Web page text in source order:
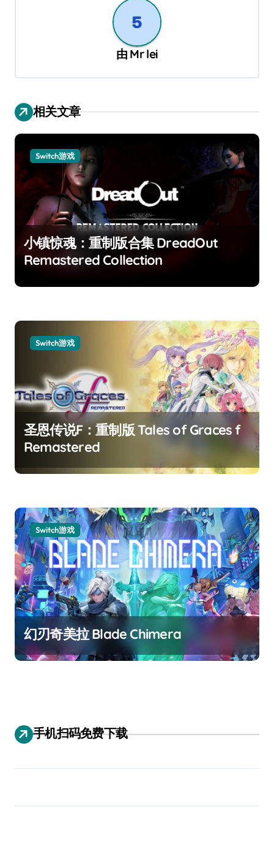
由 Mr lei
相关文章
Switch游戏
小镇惊魂：重制版合集 DreadOut
Remastered Collection
Switch游戏
圣恩传说F：重制版 Tales of Graces f
Remastered
Switch游戏
幻刃奇美拉 Blade Chimera
手机扫码免费下载